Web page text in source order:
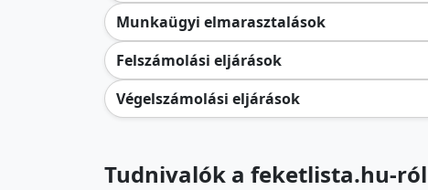
Munkaügyi elmarasztalások
Felszámolási eljárások
Végelszámolási eljárások
Tudnivalók a feketlista.hu-ról